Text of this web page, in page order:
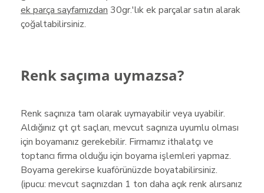
ek parça sayfamızdan 30gr.'lık ek parçalar satın alarak
çoğaltabilirsiniz.
Renk saçıma uymazsa?
Renk saçınıza tam olarak uymayabilir veya uyabilir.
Aldığınız çıt çıt saçları, mevcut saçınıza uyumlu olması
için boyamanız gerekebilir. Firmamız ithalatçı ve
toptancı firma olduğu için boyama işlemleri yapmaz.
Boyama gerekirse kuaförünüzde boyatabilirsiniz.
(ipucu: mevcut saçınızdan 1 ton daha açık renk alırsanız